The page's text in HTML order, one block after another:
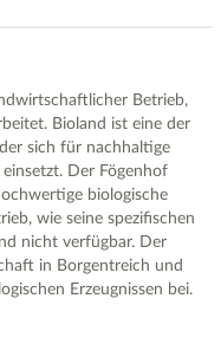
Betrieb,
Bioland ist eine der
sich für nachhaltige
Der Fögenhof
biologische
wie seine spezifischen
nicht verfügbar. Der
in Borgentreich und
Erzeugnissen bei.